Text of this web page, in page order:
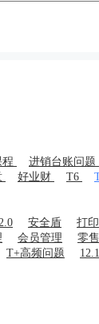
程 进销台账问题
好业财 T6
安全盾 打印
会员管理 零
T+高频问题